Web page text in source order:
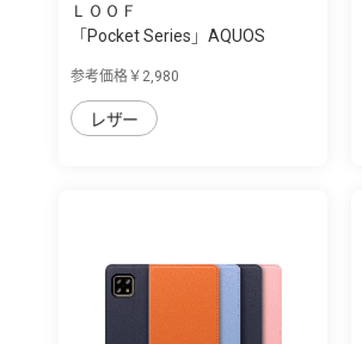
ＬＯＯＦ
「Pocket Series」AQUOS
参考価格￥2,980
レザー